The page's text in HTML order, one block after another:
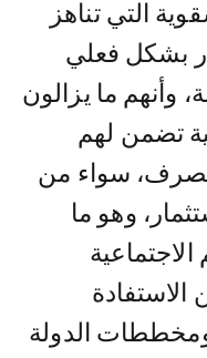
التي تناهز
3000 هكتار بشكل فعلي
وأنهم ما يزالون
تضمن لهم
سواء من
وهو ما
الاستفادة
الدولة